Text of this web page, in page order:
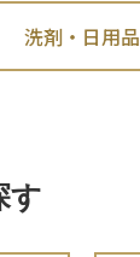
洗剤・日用品
す